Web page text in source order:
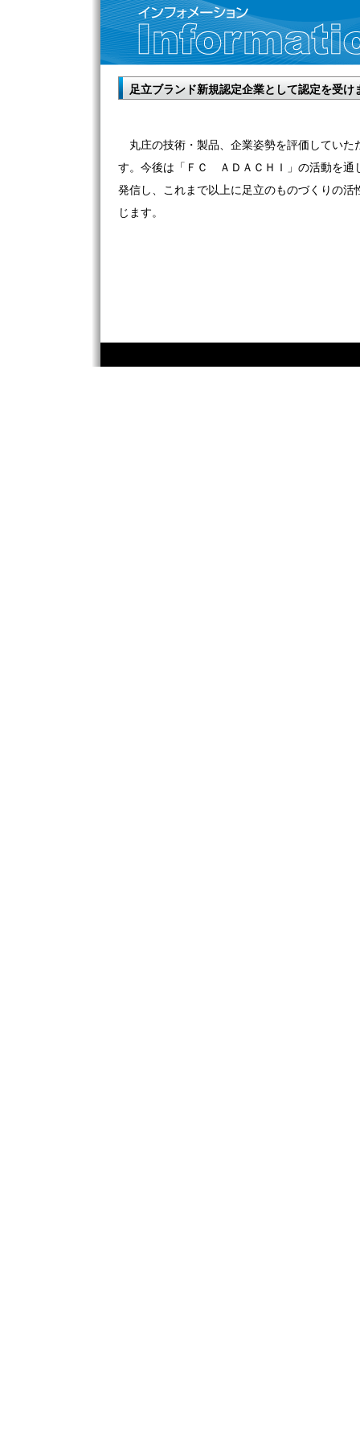
足立ブランド新規認定企業として認定を受け
丸庄の技術・製品、企業姿勢を評価していた
す。今後は「ＦＣ ＡＤＡＣＨＩ」の活動を通
発信し、これまで以上に足立のものづくりの活
じます。